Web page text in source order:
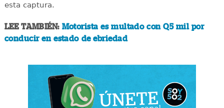
esta captura.
LEE TAMBIÉN: Motorista es multado con Q5 mil por
conducir en estado de ebriedad